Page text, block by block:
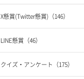
X懸賞(Twitter懸賞)（146）
LINE懸賞（46）
クイズ・アンケート（175）